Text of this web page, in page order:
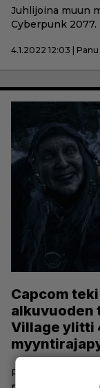
Juhlijoina muun
Cyberpunk 2077.
4.1.2022 12:03 |
Capcom
alkuvuoden
Village ylitti
Resident Evil